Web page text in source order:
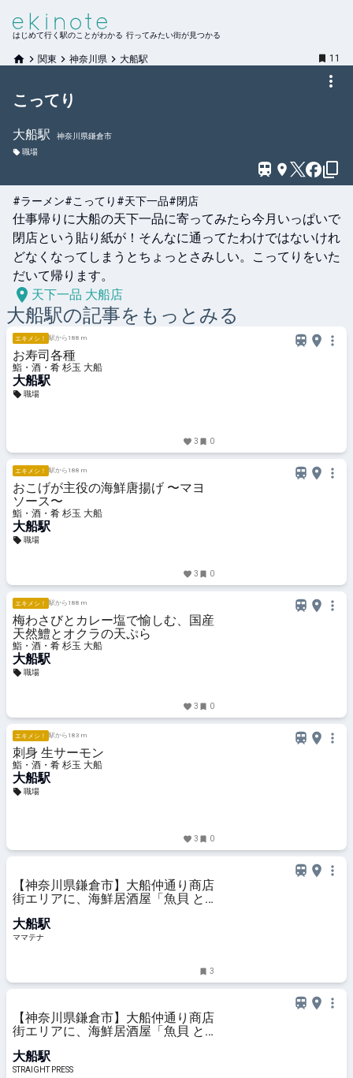
はじめて行く駅のことがわかる 行ってみたい街が見つかる
関東 神奈川県 大船駅 11
こってり
大船駅
神奈川県鎌倉市
職場
#ラーメン#こってり #天下一品#閉店
仕事帰りに大船の天下一品に寄ってみたら今月いっぱいで
閉店という貼り紙が！そんなに通ってたわけではないけれ
どなくなってしまうとちょっとさみしい。こってりをいた
だいて帰ります。
天下一品 大船店
大船駅の記事をもっとみる
エキメシ！ 駅から188 m
お寿司各種
鮨・酒・肴 杉玉 大船
大船駅
職場
3 0
エキメシ！ 駅から188 m
おこげが主役の海鮮唐揚げ 〜マヨ
ソース〜
鮨・酒・肴 杉玉 大船
大船駅
職場
3 0
エキメシ！ 駅から188 m
梅わさびとカレー塩で愉しむ、国産
天然鱧とオクラの天ぷら
鮨・酒・肴 杉玉 大船
大船駅
職場
3 0
エキメシ！ 駅から183 m
刺身 生サーモン
鮨・酒・肴 杉玉 大船
大船駅
職場
3 0
【神奈川県鎌倉市】大船仲通り商店
街エリアに、海鮮居酒屋「魚貝 と
ナ
大船駅
ママテナ
3
【神奈川県鎌倉市】大船仲通り商店
街エリアに、海鮮居酒屋「魚貝 と
大船駅
STRAIGHT PRESS